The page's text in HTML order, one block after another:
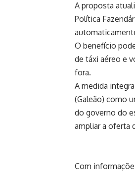
A proposta
Política
O benefício
de táxi aéreo e
fora.
A medida
(Galeão) como
do governo do
ampliar a oferta
Com